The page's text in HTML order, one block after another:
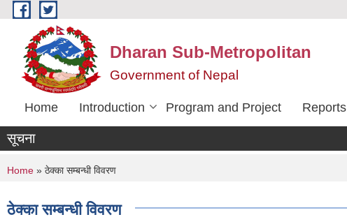
Skip to main content
Dharan Sub-Metropolitan
Government of Nepal
Home Introduction Program and Project Reports
सूचना
You are here
Home » ठेक्का सम्बन्धी विवरण
ठेक्का सम्बन्धी विवरण